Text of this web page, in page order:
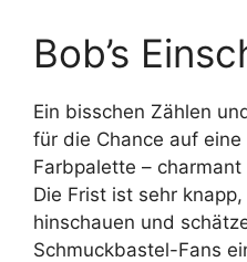
Bob’s
Ein bisschen Zählen
für die Chance auf
Farbpalette –
Die Frist ist sehr
hinschauen und
Schmuckbastel-Fans